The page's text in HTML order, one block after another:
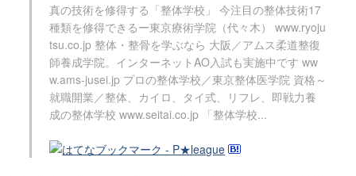
真の技術を修得する「整体学校」 今注目の整体技術17
種類を修得できるー東京療術学院（代々木） www.ryoju
tsu.co.jp 整体・整骨を学ぶなら 大阪／アムス柔道整復
師養成学院。インターネットAO入試も実施中です ww
w.ams-jusei.jp プロの整体学校／東京整体医学院 資格～
就職開業／整体、カイロ、タイ式、リフレ、即戦力養
成の整体学校 www.seitai.co.jp 「整体学校...